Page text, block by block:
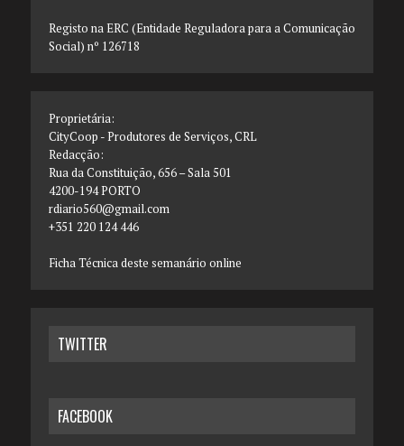
Registo na ERC (Entidade Reguladora para a Comunicação
Social) nº 126718
Proprietária:
CityCoop - Produtores de Serviços, CRL
Redacção:
Rua da Constituição, 656 – Sala 501
4200-194 PORTO
rdiario560@gmail.com
+351 220 124 446
Ficha Técnica deste semanário online
TWITTER
FACEBOOK